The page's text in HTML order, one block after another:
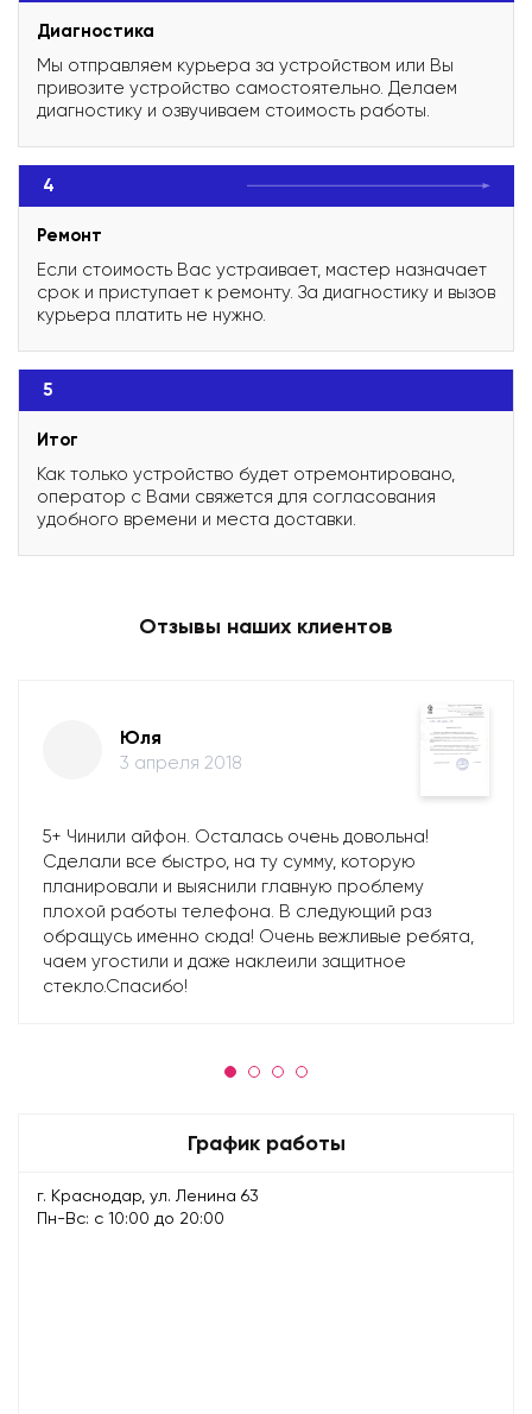
Диагностика
Мы отправляем курьера за устройством или Вы
привозите устройство самостоятельно. Делаем
диагностику и озвучиваем стоимость работы.
4
Ремонт
Если стоимость Вас устраивает, мастер назначает
срок и приступает к ремонту. За диагностику и вызов
курьера платить не нужно.
5
Итог
Как только устройство будет отремонтировано,
оператор с Вами свяжется для согласования
удобного времени и места доставки.
Отзывы наших клиентов
Юля
3 апреля 2018
5+ Чинили айфон. Осталась очень довольна!
Сделали все быстро, на ту сумму, которую
планировали и выяснили главную проблему
плохой работы телефона. В следующий раз
обращусь именно сюда! Очень вежливые ребята,
чаем угостили и даже наклеили защитное
стекло.Спасибо!
График работы
г. Краснодар, ул. Ленина 63
Пн-Вс: с 10:00 до 20:00